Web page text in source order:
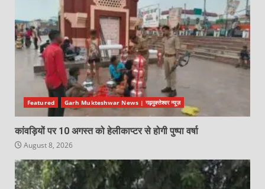
Featured Garh Mukteshwar News | गढ़मुक्तेश्वर न्यूज़
कांवड़ियों पर 10 अगस्त को हेलीकाप्टर से होगी पुष्पा वर्षा
August 8, 2026